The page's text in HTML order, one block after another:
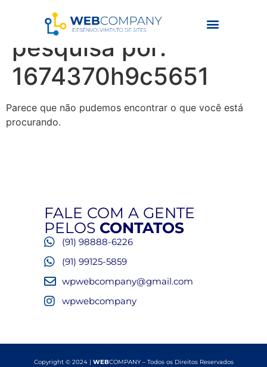
Resultados da
pesquisa por:
1674370h9c5651
Parece que não pudemos encontrar o que você está
procurando.
FALE COM A GENTE
PELOS CONTATOS
(91) 98888-6226
(91) 99125-5859
wpwebcompany@gmail.com
wpwebcompany
Copyright © 2024 | WEBCOMPANY – Todos os Direitos Reservados